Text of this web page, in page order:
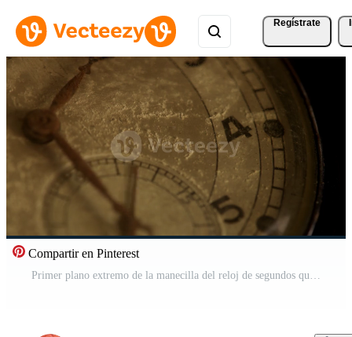
Regístrate
Compartir en Pinterest